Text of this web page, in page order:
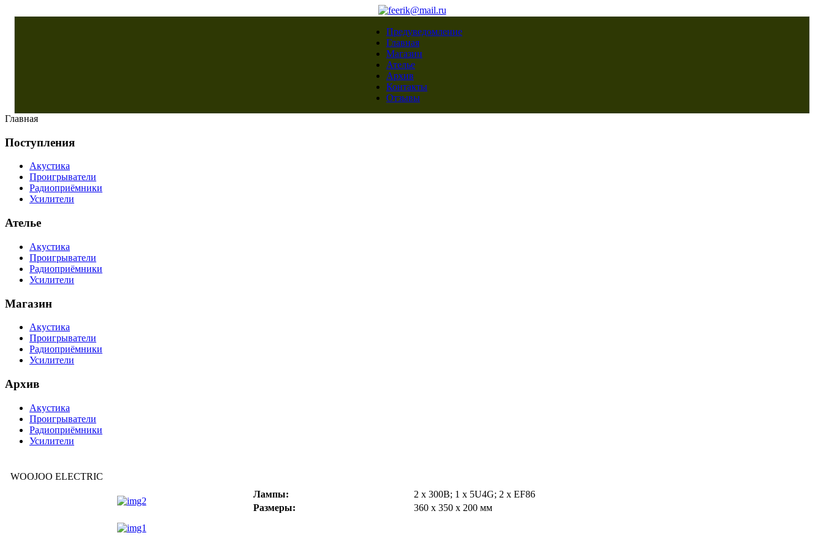
Предуведомление
Главная
Магазин
Ателье
Архив
Контакты
Отзывы
Главная
Поступления
Акустика
Проигрыватели
Радиоприёмники
Усилители
Ателье
Акустика
Проигрыватели
Радиоприёмники
Усилители
Магазин
Акустика
Проигрыватели
Радиоприёмники
Усилители
Архив
Акустика
Проигрыватели
Радиоприёмники
Усилители
WOOJOO ELECTRIC
Лампы:
2 х 300B; 1 x 5U4G; 2 x EF86
Размеры:
360 х 350 х 200 мм